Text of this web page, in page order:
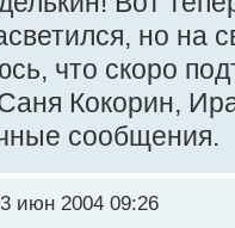
но на
что скоро
Кокорин,
сообщения.
июн 2004 09:26